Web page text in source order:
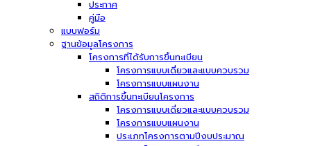
ประกาศ
คู่มือ
แบบฟอร์ม
ฐานข้อมูลโครงการ
โครงการที่ได้รับการขึ้นทะเบียน
โครงการแบบเดี่ยวและแบบควบรวม
โครงการแบบแผนงาน
สถิติการขึ้นทะเบียนโครงการ
โครงการแบบเดี่ยวและแบบควบรวม
โครงการแบบแผนงาน
ประเภทโครงการตามปีงบประมาณ